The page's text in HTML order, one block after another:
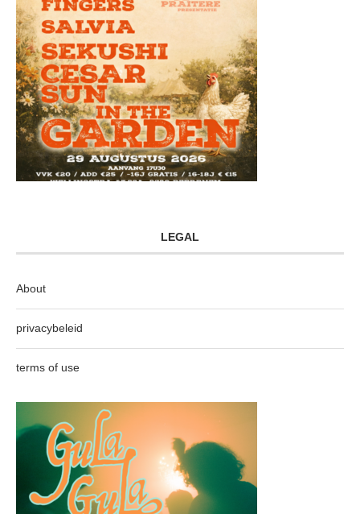
LEGAL
About
privacybeleid
terms of use